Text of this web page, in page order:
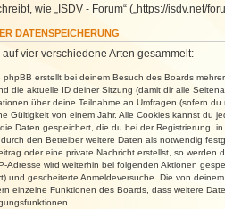
wie „ISDV - Forum“ („https://isdv.net/
DATENSPEICHERUNG
vier verschiedene Arten gesammelt:
phpBB erstellt bei deinem Besuch des Boards
die aktuelle ID deiner Sitzung (damit dir alle
über deine Teilnahme an Umfragen (sofern
Gültigkeit von einem Jahr. Alle Cookies kannst du
Daten gespeichert, die du bei der Registrierung,
den Betreiber weitere Daten als notwendig
oder eine private Nachricht erstellst, so
Adresse wird weiterhin bei folgenden Aktionen
und gescheiterte Anmeldeversuche. Die von
einzelne Funktionen des Boards, dass weitere